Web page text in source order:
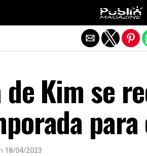
de Kim se
18/04/2023
Salir de la versión